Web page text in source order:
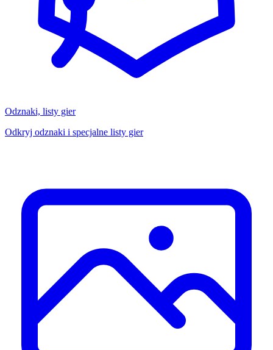
Odznaki, listy gier
Odkryj odznaki i specjalne listy gier